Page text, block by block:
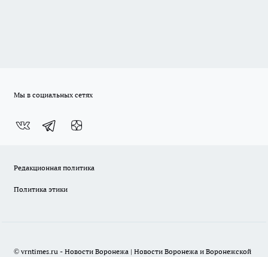
Мы в социальных сетях
Редакционная политика
Политика этики
© vrntimes.ru - Новости Воронежа | Новости Воронежа и Воронежской